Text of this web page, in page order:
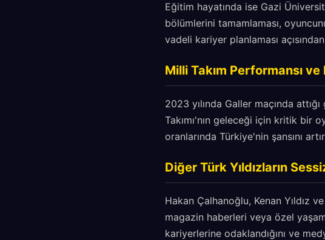
Eğitim hayatında ise Gazi
bölümlerini tamamlaması,
vadeli kariyer planlaması
Milli Takım Performansı
2023 yılında Galler maçında
Takımı'nın geleceği için kritik bir
oranlarında Türkiye'nin şansını
Diğer Türk Yıldızların
Hakan Çalhanoğlu, Kenan Yıldız
magazin haberleri veya özel
kariyerlerine odaklandığını ve